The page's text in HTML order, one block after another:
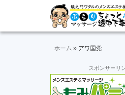
primary
main
primary
secondary
footer
ぶ
ら
マ
ッ
メ
ン
験
レ
ホーム » アワ国党
カ
ン
スポンサーリ